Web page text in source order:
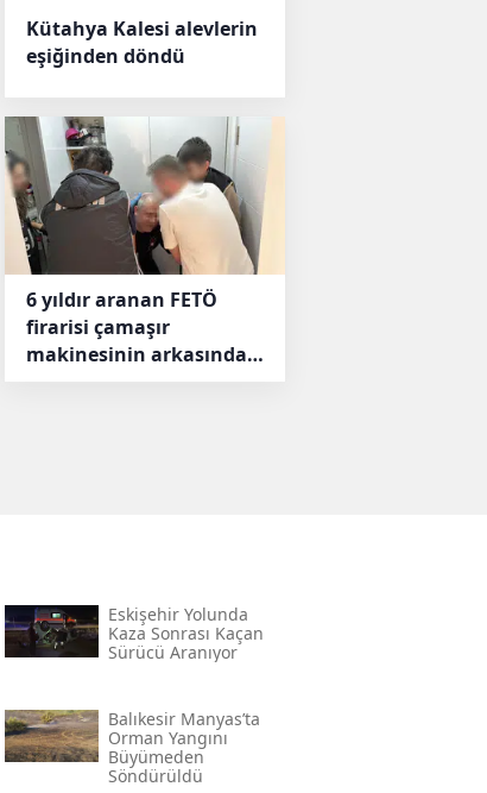
Kütahya Kalesi alevlerin
eşiğinden döndü
6 yıldır aranan FETÖ
firarisi çamaşır
makinesinin arkasında
bulundu
Eskişehir Yolunda
Kaza Sonrası Kaçan
Sürücü Aranıyor
Balıkesir Manyas’ta
Orman Yangını
Büyümeden
Söndürüldü